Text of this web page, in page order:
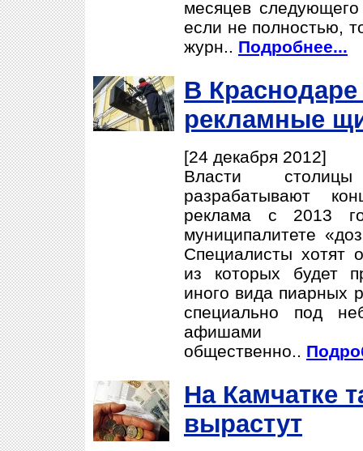
месяцев
если не полностью,
журн.. Подробнее...
В Краснодаре
рекламные
[24 декабря 2012]
Власти
разрабатывают
реклама с 2013
муниципалитете
Специалисты хотят
из которых будет
иного вида пиарных
специально под
афишами
общественно..
На Камчатке
вырастут